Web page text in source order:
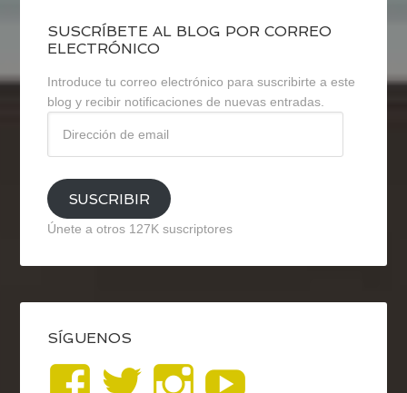
SUSCRÍBETE AL BLOG POR CORREO
ELECTRÓNICO
Introduce tu correo electrónico para suscribirte a este
blog y recibir notificaciones de nuevas entradas.
email
SUSCRIBIR
Únete a otros 127K suscriptores
SÍGUENOS
VerVerVer